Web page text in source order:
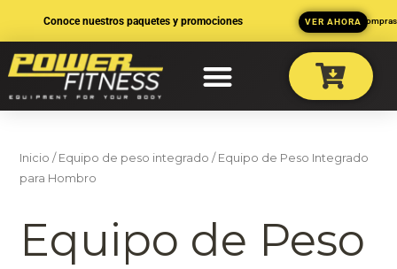
contenido
Conoce nuestros paquetes y promociones 3 MSI en
VER AHORA
Inicio / Equipo de peso integrado / Equipo de Peso Integrado
para Hombro
Equipo de Peso